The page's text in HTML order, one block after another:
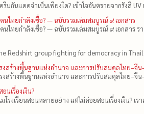
กันแดดจำเป็นเพียงใด? เข้าใจอันตรายจากรังสี UV
ไทยกำลังเชื่อ? — ฉบับรวมเล่มสมบูรณ์ ๙ เอกสาร
ทยกำลังเชื่อ? — ฉบับรวมเล่มสมบูรณ์ ๙ เอกสาร รา
Redshirt group fighting for democracy in
สร้างพื้นฐานแห่งอำนาจ และการปรับสมดุลไทย–จีน
สร้างพื้นฐานแห่งอำนาจ และการปรับสมดุลไทย–จีน
นเรื่องเงิน?
รงเรียนสอนหลายอย่าง แต่ไม่ค่อยสอนเรื่องเงิน? เร